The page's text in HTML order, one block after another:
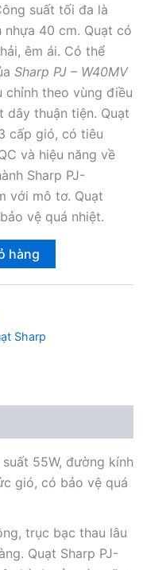
suất tối đa là
40 cm. Quạt có
êm ái. Có thể
Sharp PJ – W40MV
theo vùng điều
dây thuận tiện. Quạt
cấp gió, có tiêu
và hiệu năng về
Sharp PJ-
với mô tơ. Quạt
vệ quá nhiệt.
hàng
Sharp
55W, đường kính
gió, có bảo vệ quá
trục bạc thau lâu
Quạt Sharp PJ-